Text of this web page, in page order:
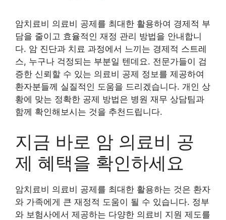
암치료비 의료비 공제를 최대한 활용하여 경제적 부
담을 줄이고 효율적인 재정 관리 방법을 안내합니
다. 암 진단과 치료 과정에서 느끼는 경제적 스트레
스, 누구나 걱정되는 부분일 텐데요. 전문가들이 검
증한 신뢰할 수 있는 의료비 공제 정보를 제공하여
환자분들께 실질적인 도움을 드리겠습니다. 개인 상
황에 맞는 정확한 공제 방법은 병원 재무 상담팀과
함께 확인해보시는 것을 추천드립니다.
지금 바로 암 의료비 공
제 혜택을 확인하세요
암치료비 의료비 공제를 최대한 활용하는 것은 환자
와 가족에게 큰 재정적 도움이 될 수 있습니다. 정부
와 보험사에서 제공하는 다양한 의료비 지원 제도를